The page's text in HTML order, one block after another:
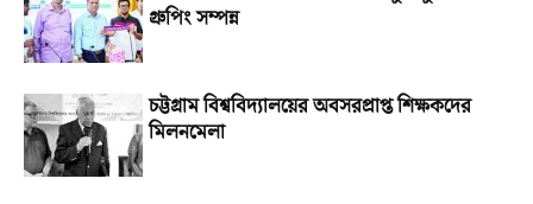
গ্রুপিং সম্পন্ন
চট্টগ্রাম বিশ্ববিদ্যালয়ের অবসরপ্রাপ্ত শিক্ষকদের
মিলনমেলা